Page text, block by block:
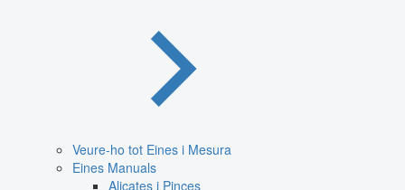
Veure-ho tot Eines i Mesura
Eines Manuals
Alicates i Pinces